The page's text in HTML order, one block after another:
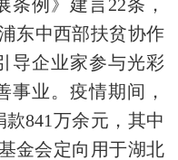
条例》建言22条，
东中西部扶贫协作
导企业家参与光彩
事业。疫情期间，
841万余元，其中
金会定向用于湖北